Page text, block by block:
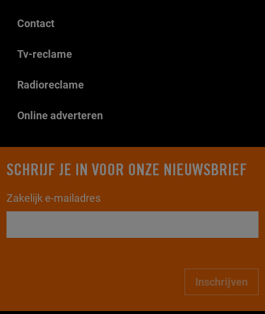
Contact
Tv-reclame
Radioreclame
Online adverteren
SCHRIJF JE IN VOOR ONZE NIEUWSBRIEF
Zakelijk e-mailadres
Inschrijven